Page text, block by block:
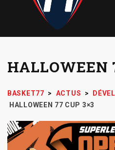
HALLOWEEN
BASKET77 > ACTUS >
HALLOWEEN 77 CUP 3×3